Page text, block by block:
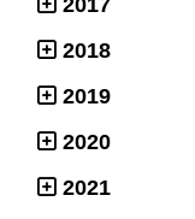
2018
2019
2020
2021